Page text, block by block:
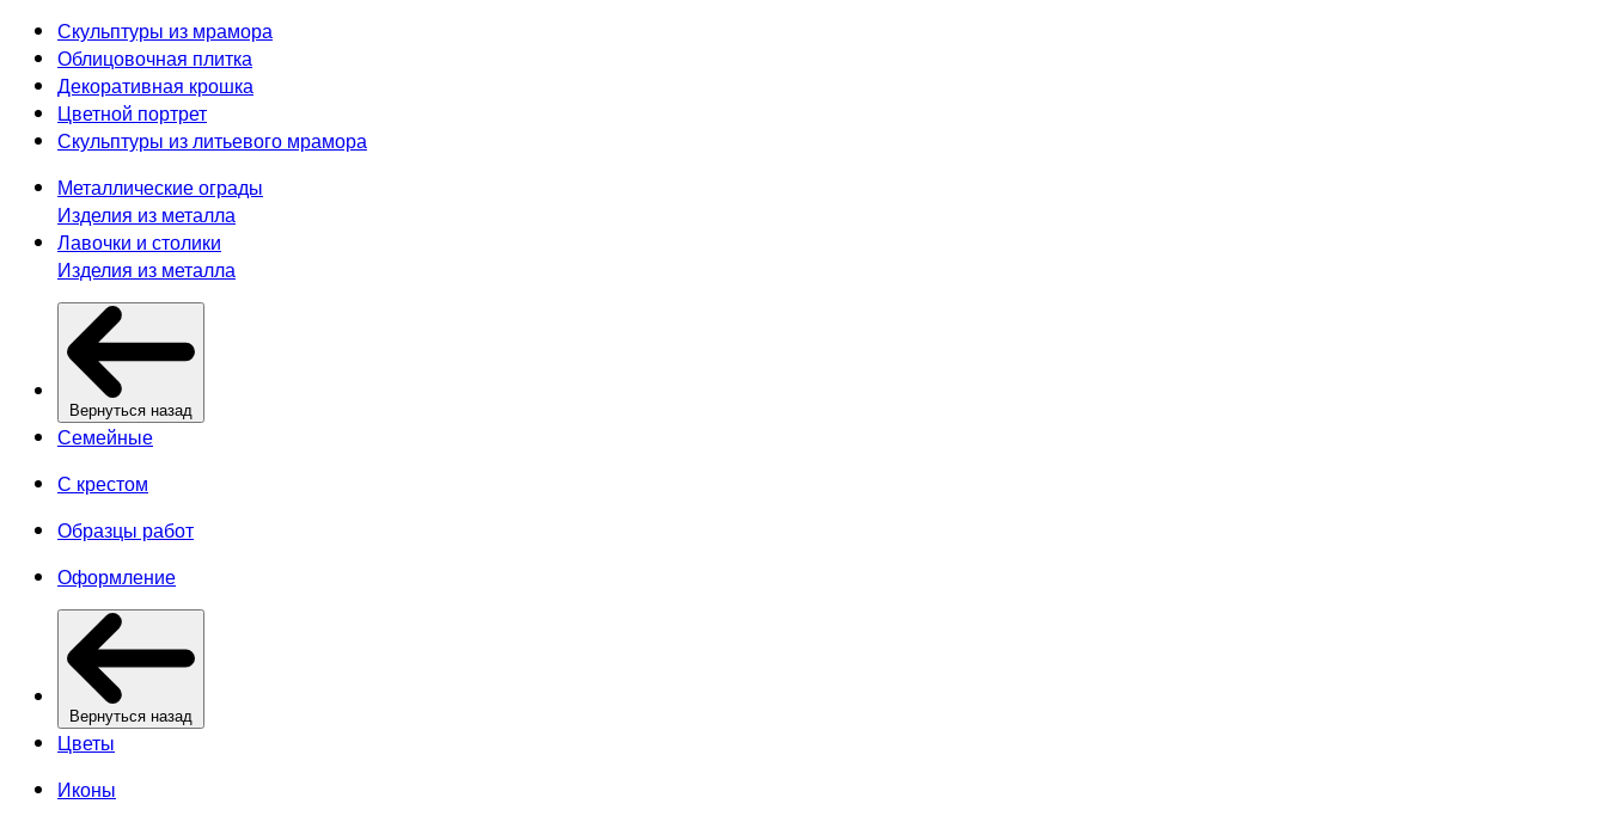
Скульптуры из мрамора
Облицовочная плитка
Декоративная крошка
Цветной портрет
Скульптуры из литьевого мрамора
Металлические ограды
Изделия из металла
Лавочки и столики
Изделия из металла
Вернуться назад
Семейные
С крестом
Образцы работ
Оформление
Вернуться назад
Цветы
Иконы